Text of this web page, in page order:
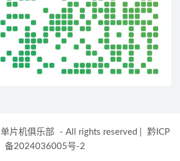
单片机俱乐部 - All rights reserved
黔ICP
备2024036005号-2